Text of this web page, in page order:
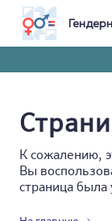
К сожалению,
Вы
страница была